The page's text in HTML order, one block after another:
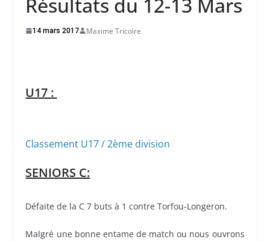
14 mars 2017 Maxime Tricoire
U17 :
Classement U17 / 2ème division
SENIORS C:
Défaite de la C 7 buts à 1 contre Torfou-Longeron.
Malgré une bonne entame de match ou nous ouvrons